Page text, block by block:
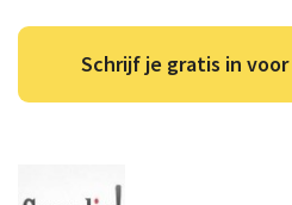
Schrijf je gratis in